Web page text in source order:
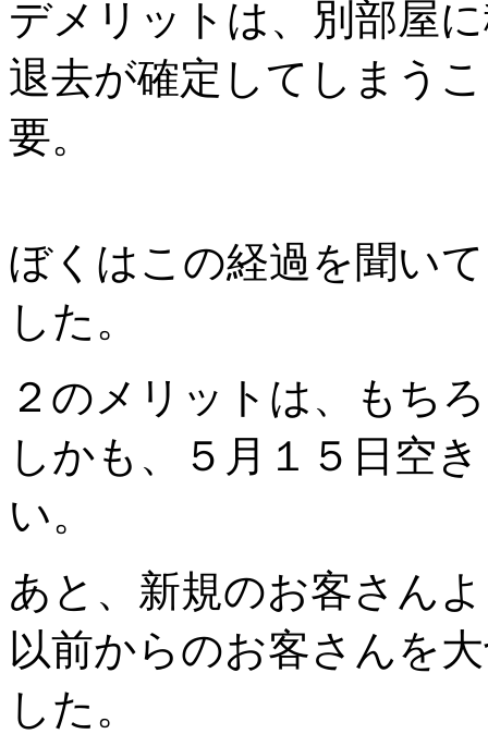
デメリットは、別部屋
退去が確定してしまう
要。
ぼくはこの経過を聞い
した。
２のメリットは、もち
しかも、５月１５日空
い。
あと、新規のお客さん
以前からのお客さんを
した。